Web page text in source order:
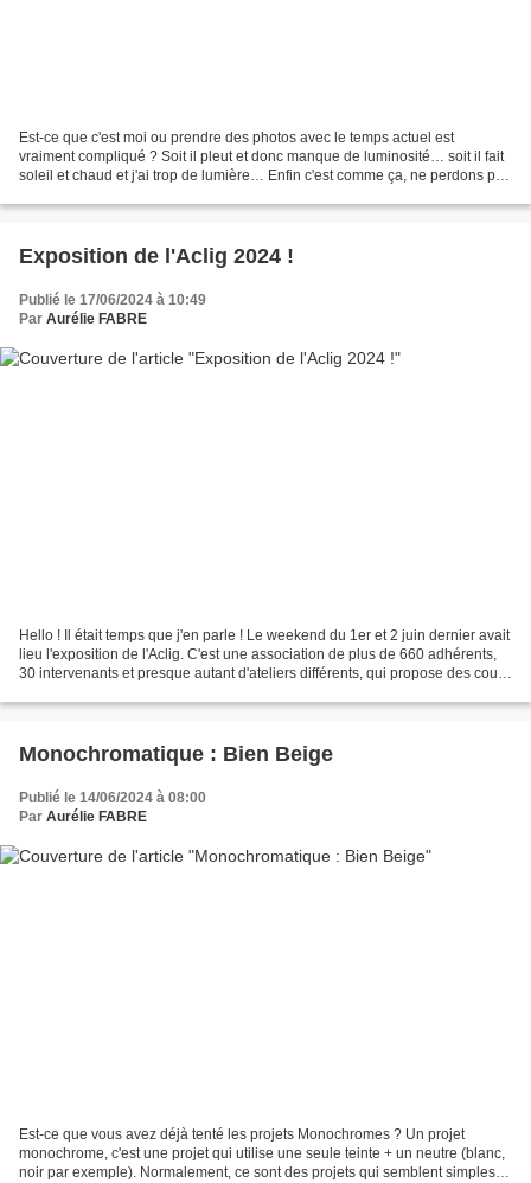
Est-ce que c'est moi ou prendre des photos avec le temps actuel est
vraiment compliqué ? Soit il pleut et donc manque de luminosité… soit il fait
soleil et chaud et j'ai trop de lumière… Enfin c'est comme ça, ne perdons pas
Exposition de l'Aclig 2024 !
Publié le 17/06/2024 à 10:49
Par Aurélie FABRE
Hello ! Il était temps que j'en parle ! Le weekend du 1er et 2 juin dernier avait
lieu l'exposition de l'Aclig. C'est une association de plus de 660 adhérents,
30 intervenants et presque autant d'ateliers différents, qui propose des cours
Monochromatique : Bien Beige
Publié le 14/06/2024 à 08:00
Par Aurélie FABRE
Est-ce que vous avez déjà tenté les projets Monochromes ? Un projet
monochrome, c'est une projet qui utilise une seule teinte + un neutre (blanc,
noir par exemple). Normalement, ce sont des projets qui semblent simples